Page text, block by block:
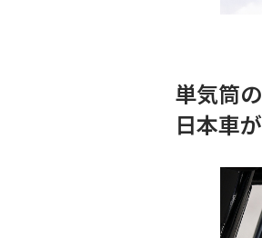
単気筒
日本車